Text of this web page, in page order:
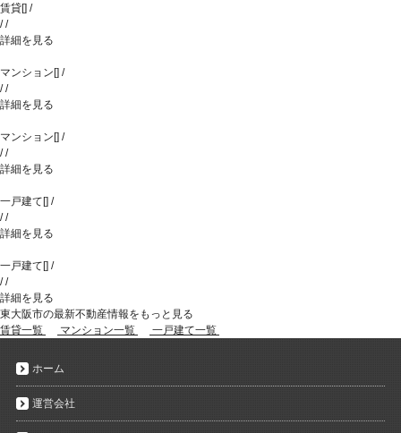
賃貸[] /
//
詳細を見る
マンション[] /
//
詳細を見る
マンション[] /
//
詳細を見る
一戸建て[] /
//
詳細を見る
一戸建て[] /
//
詳細を見る
東大阪市の最新不動産情報をもっと見る
賃貸一覧
マンション一覧 一戸建て一覧
ホーム
運営会社